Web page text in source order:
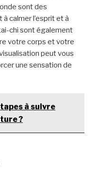
sont des
calmer l’esprit et à
chi sont également
votre corps et votre
peut vous
une sensation de
à suivre
?